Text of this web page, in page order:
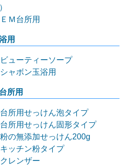
ＥＭ台所用
用
ビューティーソープ
シャボン玉浴用
台所用
台所用せっけん泡タイプ
台所用せっけん固形タイプ
粉の無添加せっけん200g
キッチン粉タイプ
クレンザー